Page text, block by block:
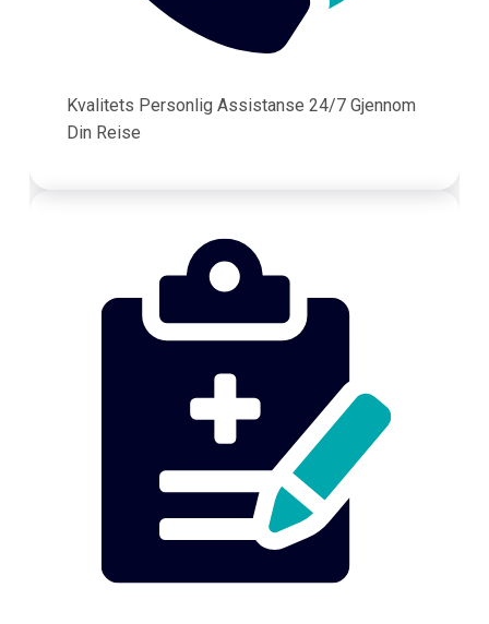
Kvalitets Personlig Assistanse 24/7 Gjennom
Din Reise